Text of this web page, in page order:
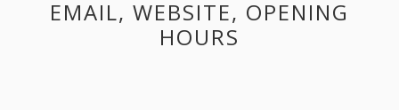
EMAIL, WEBSITE, OPENING
HOURS